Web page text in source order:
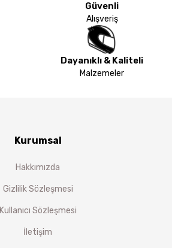
Güvenli
Alışveriş
Dayanıklı & Kaliteli
Malzemeler
Kurumsal
Hakkımızda
Gizlilik Sözleşmesi
Kullanıcı Sözleşmesi
İletişim